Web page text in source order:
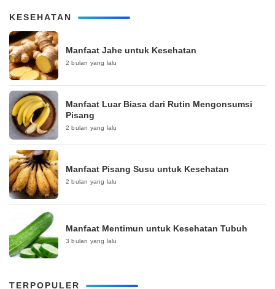
KESEHATAN
Manfaat Jahe untuk Kesehatan
2 bulan yang lalu
Manfaat Luar Biasa dari Rutin Mengonsumsi
Pisang
2 bulan yang lalu
Manfaat Pisang Susu untuk Kesehatan
2 bulan yang lalu
Manfaat Mentimun untuk Kesehatan Tubuh
3 bulan yang lalu
TERPOPULER